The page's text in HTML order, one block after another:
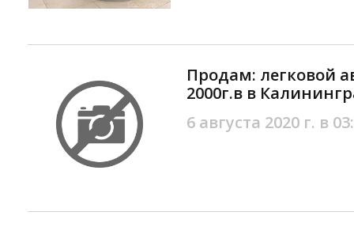
Продам: легковой
2000г.в в
6 августа 2020 г. в